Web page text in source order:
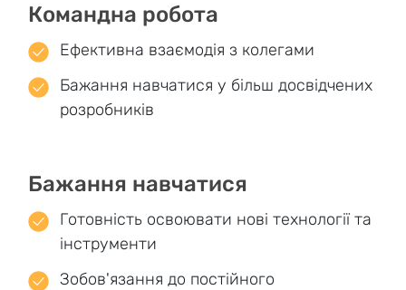
Командна робота
Ефективна взаємодія з колегами
Бажання навчатися у більш досвідчених
розробників
Бажання навчатися
Готовність освоювати нові технології та
інструменти
Зобов'язання до постійного